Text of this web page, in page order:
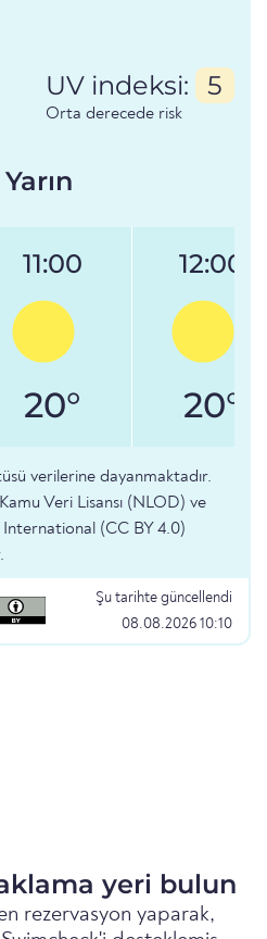
UV indeksi: 5
Orta derecede risk
Yarın
11:00
20°
12:00
20°
verilerine dayanmaktadır.
Veri Lisansı (NLOD) ve
(CC BY 4.0)
Şu tarihte güncellendi
08.08.2026 10:10
yeri bulun
rezervasyon yaparak,